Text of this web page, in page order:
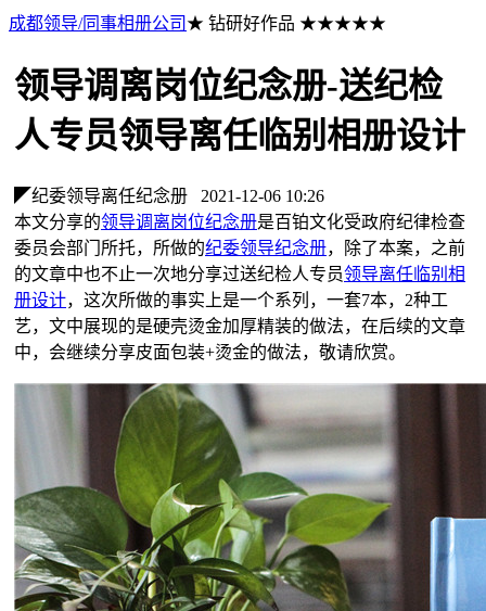
成都领导/同事相册公司 ★ 钻研好作品 ★★★★★
领导调离岗位纪念册-送纪检
人专员领导离任临别相册设计
◤纪委领导离任纪念册
2021-12-06 10:26
本文分享的领导调离岗位纪念册是百铂文化受政府纪律检查
委员会部门所托，所做的纪委领导纪念册，除了本案，之前
的文章中也不止一次地分享过送纪检人专员领导离任临别相
册设计，这次所做的事实上是一个系列，一套7本，2种工
艺，文中展现的是硬壳烫金加厚精装的做法，在后续的文章
中，会继续分享皮面包装+烫金的做法，敬请欣赏。